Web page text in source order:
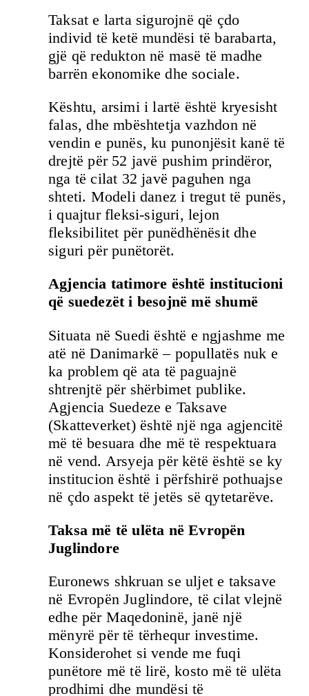
Taksat e larta sigurojnë që çdo
individ të ketë mundësi të barabarta,
gjë që redukton në masë të madhe
barrën ekonomike dhe sociale.
Kështu, arsimi i lartë është kryesisht
falas, dhe mbështetja vazhdon në
vendin e punës, ku punonjësit kanë të
drejtë për 52 javë pushim prindëror,
nga të cilat 32 javë paguhen nga
shteti. Modeli danez i tregut të punës,
i quajtur fleksi-siguri, lejon
fleksibilitet për punëdhënësit dhe
siguri për punëtorët.
Agjencia tatimore është institucioni
që suedezët i besojnë më shumë
Situata në Suedi është e ngjashme me
atë në Danimarkë – popullatës nuk e
ka problem që ata të paguajnë
shtrenjtë për shërbimet publike.
Agjencia Suedeze e Taksave
(Skatteverket) është një nga agjencitë
më të besuara dhe më të respektuara
në vend. Arsyeja për këtë është se ky
institucion është i përfshirë pothuajse
në çdo aspekt të jetës së qytetarëve.
Taksa më të ulëta në Evropën
Juglindore
Euronews shkruan se uljet e taksave
në Evropën Juglindore, të cilat vlejnë
edhe për Maqedoninë, janë një
mënyrë për të tërhequr investime.
Konsiderohet si vende me fuqi
punëtore më të lirë, kosto më të ulëta
prodhimi dhe mundësi të